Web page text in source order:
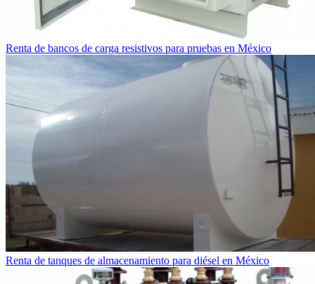
Renta de bancos de carga resistivos para pruebas en México
Renta de tanques de almacenamiento para diésel en México